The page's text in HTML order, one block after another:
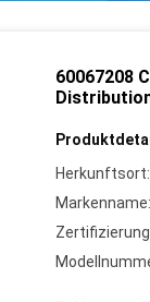
60067208
Herkunftsort:
Markenname: